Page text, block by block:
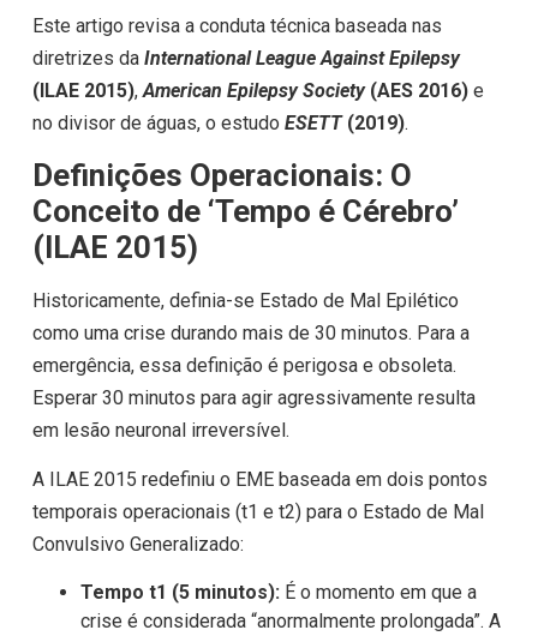
Este artigo revisa a conduta técnica baseada nas
diretrizes da International League Against Epilepsy
(ILAE 2015),American Epilepsy Society(AES 2016)e
no divisor de águas, o estudo ESETT(2019).
Definições Operacionais: O
Conceito de ‘Tempo é Cérebro’
(ILAE 2015)
Historicamente, definia-se Estado de Mal Epilético
como uma crise durando mais de 30 minutos. Para a
emergência, essa definição é perigosa e obsoleta.
Esperar 30 minutos para agir agressivamente resulta
em lesão neuronal irreversível.
A ILAE 2015 redefiniu o EME baseada em dois pontos
temporais operacionais (t1​ e t2​) para o Estado de Mal
Convulsivo Generalizado:
Tempo t1​ (5 minutos): É o momento em que a
crise é considerada “anormalmente prolongada”. A